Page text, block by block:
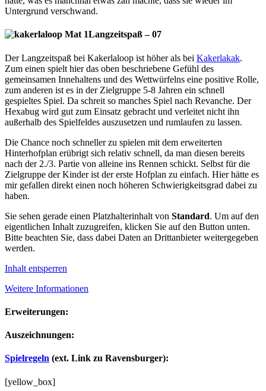
Untergrund verschwand.
Langzeitspaß – 07
Der Langzeitspaß bei Kakerlaloop ist höher als bei Kakerlakak.
Zum einen spielt hier das oben beschriebene Gefühl des
gemeinsamen Innehaltens und des Wettwürfelns eine positive Rolle,
zum anderen ist es in der Zielgruppe 5-8 Jahren ein schnell
gespieltes Spiel. Da schreit so manches Spiel nach Revanche. Der
Hexabug wird gut zum Einsatz gebracht und verleitet nicht ihn
außerhalb des Spielfeldes auszusetzen und rumlaufen zu lassen.
Die Chance noch schneller zu spielen mit dem erweiterten
Hinterhofplan erübrigt sich relativ schnell, da man diesen bereits
nach der 2./3. Partie von alleine ins Rennen schickt. Selbst für die
Zielgruppe der Kinder ist der erste Hofplan zu einfach. Hier hätte es
mir gefallen direkt einen noch höheren Schwierigkeitsgrad dabei zu
haben.
Sie sehen gerade einen Platzhalterinhalt von Standard. Um auf den
eigentlichen Inhalt zuzugreifen, klicken Sie auf den Button unten.
Bitte beachten Sie, dass dabei Daten an Drittanbieter weitergegeben
werden.
Inhalt entsperren
Weitere Informationen
Erweiterungen:
Auszeichnungen:
Spielregeln (ext. Link zu Ravensburger):
[yellow_box]